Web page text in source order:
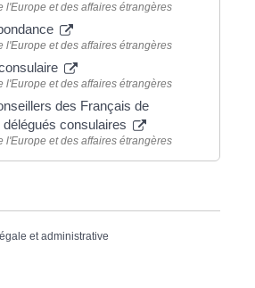
l'Europe et des affaires étrangères
l'Europe et des affaires étrangères
l'Europe et des affaires étrangères
des Français de
consulaires
l'Europe et des affaires étrangères
et administrative